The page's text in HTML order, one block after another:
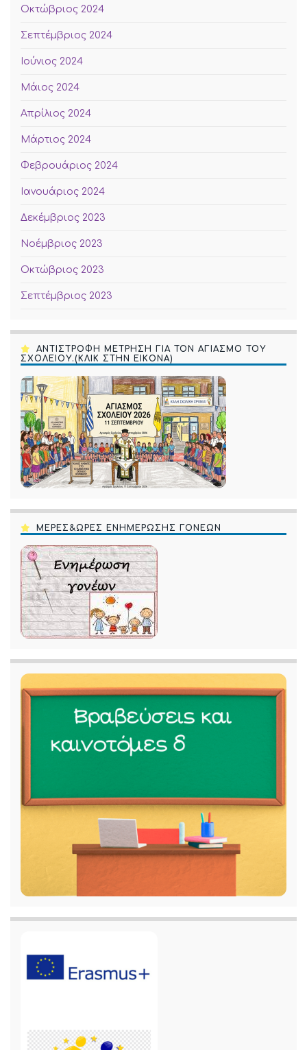
Οκτώβριος 2024
Σεπτέμβριος 2024
Ιούνιος 2024
Μάιος 2024
Απρίλιος 2024
Μάρτιος 2024
Φεβρουάριος 2024
Ιανουάριος 2024
Δεκέμβριος 2023
Νοέμβριος 2023
Οκτώβριος 2023
Σεπτέμβριος 2023
ΑΝΤΙΣΤΡΟΦΗ ΜΕΤΡΗΣΗ ΓΙΑ ΤΟΝ ΑΓΙΑΣΜΟ ΤΟΥ
ΣΧΟΛΕΙΟΥ.(ΚΛΙΚ ΣΤΗΝ ΕΙΚΟΝΑ)
ΜΕΡΕΣ&ΩΡΕΣ ΕΝΗΜΕΡΩΣΗΣ ΓΟΝΕΩΝ